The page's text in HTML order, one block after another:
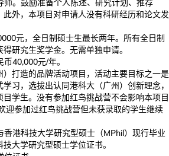
师。鼓励准备个人陈述、研究计划、推荐
外，本项目对申请人没有科研经历和论文发
元，全日制硕士生最长两年。所有全日制
研究生奖学金。无需单独申请。
40,000元/年。
打造的品牌活动项目，活动主要目标之一是
习，选拔出认同港科大（广州）创新理念，
学生。没有参加红鸟挑战营不会影响本项目
迎参加过红鸟挑战营但未获录取的学生继续
香港科技大学研究型硕士（MPhil）现行毕业
大学研究型硕士学位证书。